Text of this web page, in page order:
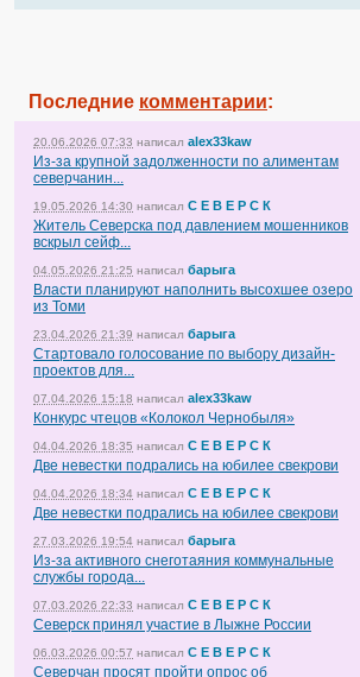
Последние комментарии:
20.06.2026 07:33 написал alex33kaw
Из-за крупной задолженности по алиментам
северчанин...
19.05.2026 14:30 написал С Е В Е Р С К
Житель Северска под давлением мошенников
вскрыл сейф...
04.05.2026 21:25 написал барыга
Власти планируют наполнить высохшее озеро
из Томи
23.04.2026 21:39 написал барыга
Стартовало голосование по выбору дизайн-
проектов для...
07.04.2026 15:18 написал alex33kaw
Конкурс чтецов «Колокол Чернобыля»
04.04.2026 18:35 написал С Е В Е Р С К
Две невестки подрались на юбилее свекрови
04.04.2026 18:34 написал С Е В Е Р С К
Две невестки подрались на юбилее свекрови
27.03.2026 19:54 написал барыга
Из-за активного снеготаяния коммунальные
службы города...
07.03.2026 22:33 написал С Е В Е Р С К
Северск принял участие в Лыжне России
06.03.2026 00:57 написал С Е В Е Р С К
Северчан просят пройти опрос об